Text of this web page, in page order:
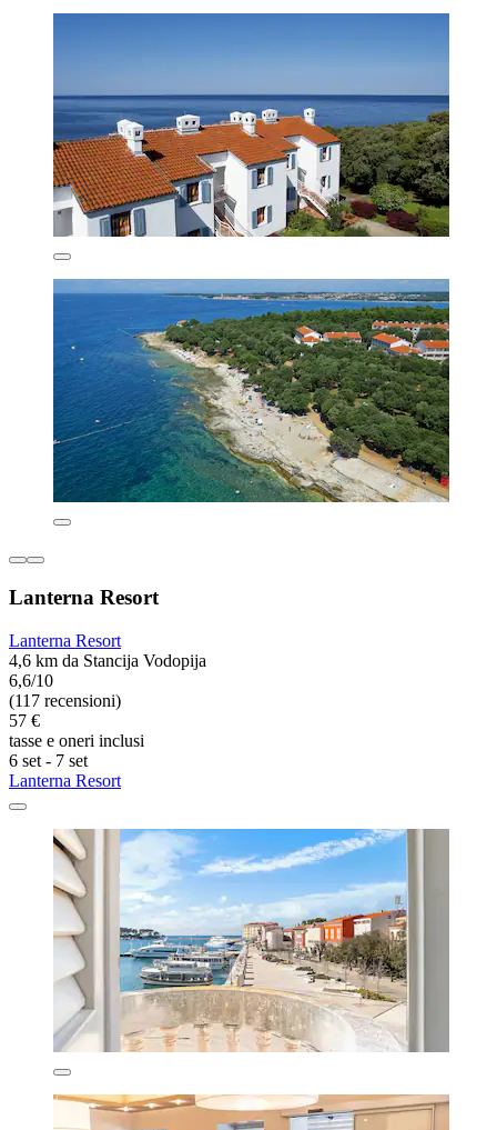
Lanterna Resort
Lanterna Resort
4,6 km da Stancija Vodopija
6,6/10
(117 recensioni)
57 €
tasse e oneri inclusi
6 set - 7 set
Lanterna Resort